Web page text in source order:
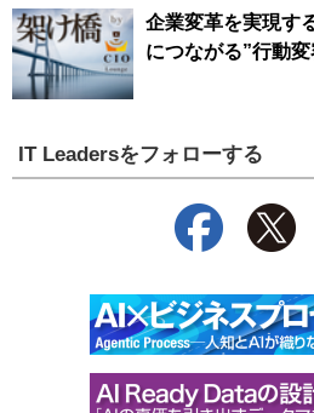
企業変革を実現す
につながる”行動
IT Leadersをフォローする